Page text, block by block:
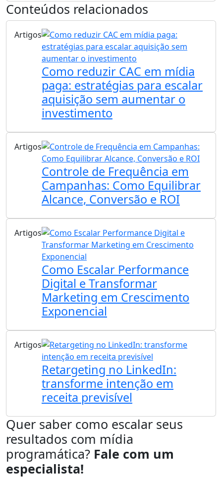
Conteúdos relacionados
Artigos
Como reduzir CAC em mídia
paga: estratégias para escalar
aquisição sem aumentar o
investimento
Artigos
Controle de Frequência em
Campanhas: Como Equilibrar
Alcance, Conversão e ROI
Artigos
Como Escalar Performance
Digital e Transformar
Marketing em Crescimento
Exponencial
Artigos
Retargeting no LinkedIn:
transforme intenção em
receita previsível
Quer saber como escalar seus
resultados com mídia
programática? Fale com um
especialista!